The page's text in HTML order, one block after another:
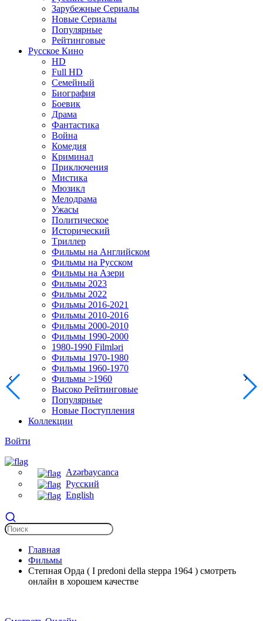
Зарубежные Сериалы
Новые Сериалы
Популярные
Рейтинговые
Русское Кино
HD
Full HD
Семейный
Биография
Боевик
Драма
Фантастика
Война
Комедия
Криминал
Приключения
Мистика
Мюзикл
Мелодрама
Ужасы
Политическое
Исторический
Tриллер
Фильмы на Английском
Фильмы на Русском
Фильмы на Азери
Фильмы 2023
Фильмы 2022
Фильмы 2016-2021
Фильмы 2010-2016
Фильмы 2000-2010
Фильмы 1990-2000
1980-1990 Filmləri
Фильмы 1970-1980
Фильмы 1960-1970
Фильмы >1960
Высоко Рейтинговые
Популярные
Новые Поступления
Коллекции
Войти
Azərbaycanca
Русский
English
Главная
Фильмы
Степная Орда ( I predoni della steppa 1964 ) смотреть
онлайн в хорошем качестве